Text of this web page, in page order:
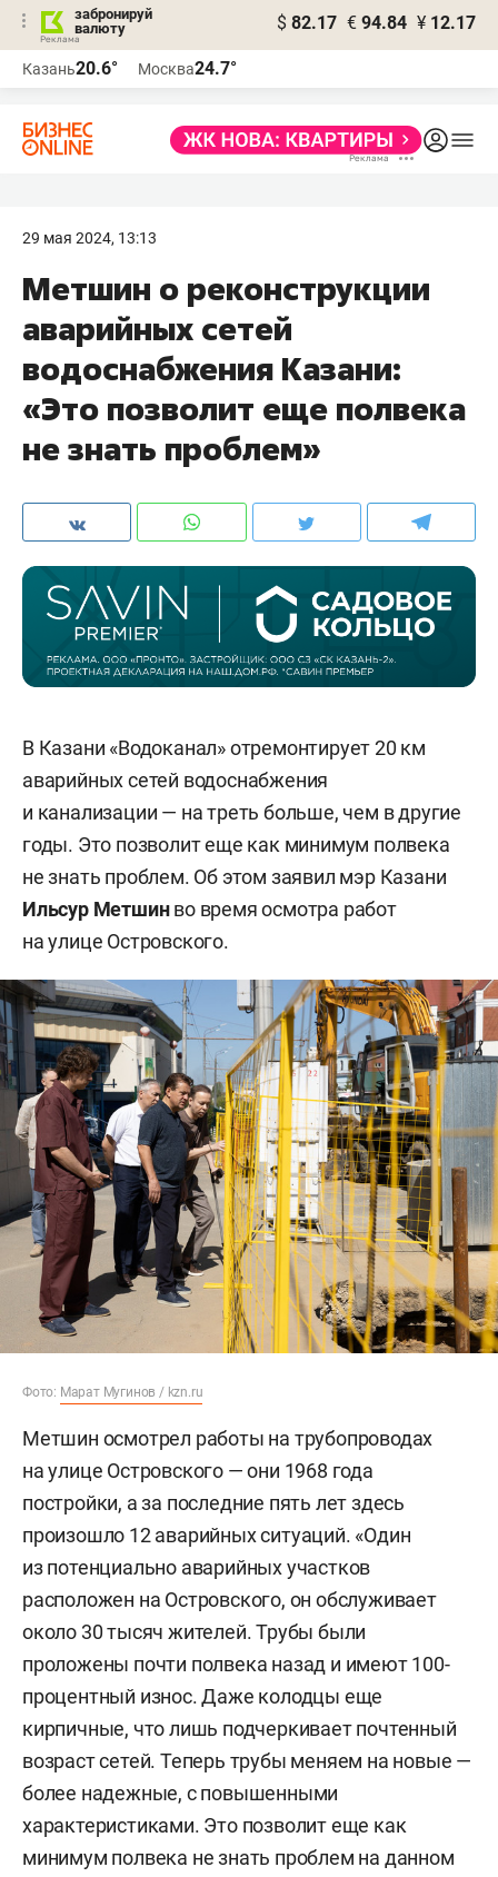
забронируй
валюту
$ 82.17 € 94.84 ¥ 12.17
Казань20.6° Москва24.7°
29 мая 2024, 13:13
Метшин о реконструкции
аварийных сетей
водоснабжения Казани:
«Это позволит еще полвека
не знать проблем»
В Казани «Водоканал» отремонтирует 20 км
аварийных сетей водоснабжения
и канализации — на треть больше, чем в другие
годы. Это позволит еще как минимум полвека
не знать проблем. Об этом заявил мэр Казани
Ильсур Метшинво время осмотра работ
на улице Островского.
Фото: Марат Мугинов / kzn.ru
Метшин осмотрел работы на трубопроводах
на улице Островского — они 1968 года
постройки, а за последние пять лет здесь
произошло 12 аварийных ситуаций. «Один
из потенциально аварийных участков
расположен на Островского, он обслуживает
около 30 тысяч жителей. Трубы были
проложены почти полвека назад и имеют 100-
процентный износ. Даже колодцы еще
кирпичные, что лишь подчеркивает почтенный
возраст сетей. Теперь трубы меняем на новые —
более надежные, с повышенными
характеристиками. Это позволит еще как
минимум полвека не знать проблем на данном